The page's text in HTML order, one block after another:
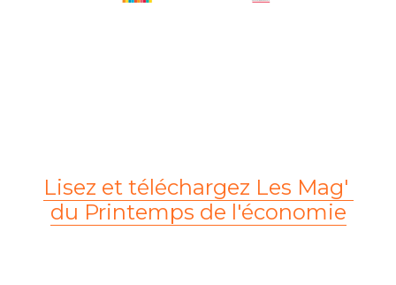
Lisez et téléchargez Les Mag'
du Printemps de l'économie